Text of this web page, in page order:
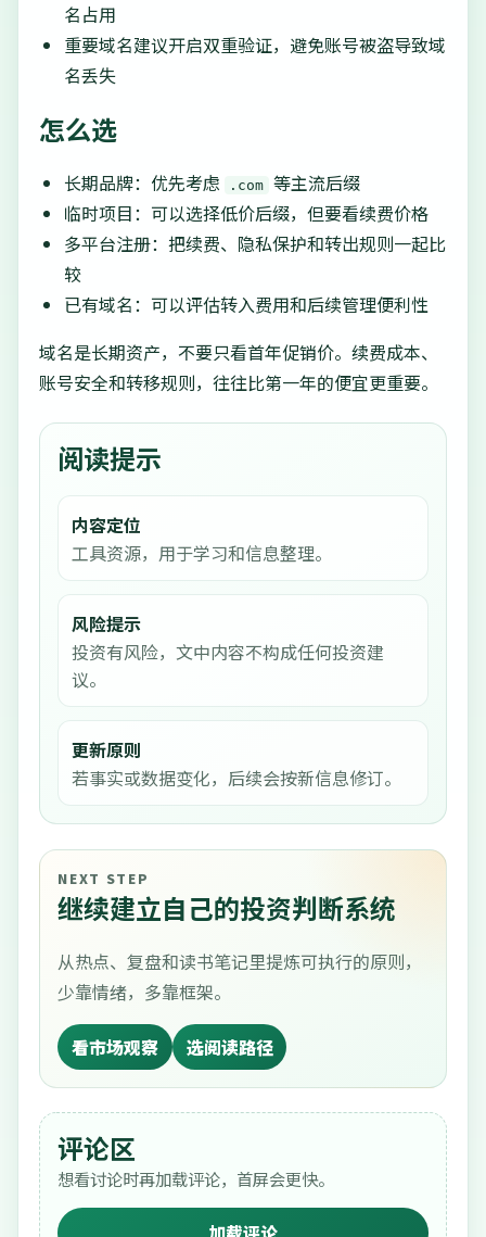
名占用
重要域名建议开启双重验证，避免账号被盗导致域
名丢失
怎么选
长期品牌：优先考虑 .com 等主流后缀
临时项目：可以选择低价后缀，但要看续费价格
多平台注册：把续费、隐私保护和转出规则一起比
较
已有域名：可以评估转入费用和后续管理便利性
域名是长期资产，不要只看首年促销价。续费成本、
账号安全和转移规则，往往比第一年的便宜更重要。
阅读提示
内容定位
工具资源，用于学习和信息整理。
风险提示
投资有风险，文中内容不构成任何投资建
议。
更新原则
若事实或数据变化，后续会按新信息修订。
NEXT STEP
继续建立自己的投资判断系统
从热点、复盘和读书笔记里提炼可执行的原则，
少靠情绪，多靠框架。
看市场观察 选阅读路径
评论区
想看讨论时再加载评论，首屏会更快。